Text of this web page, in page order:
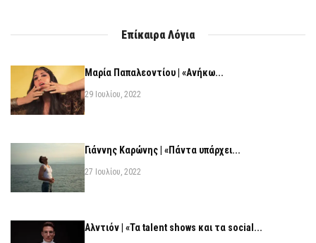
Επίκαιρα Λόγια
Μαρία Παπαλεοντίου | «Ανήκω...
29 Ιουλίου, 2022
Γιάννης Καρώνης | «Πάντα υπάρχει...
27 Ιουλίου, 2022
Αλντιόν | «Τα talent shows και τα social...